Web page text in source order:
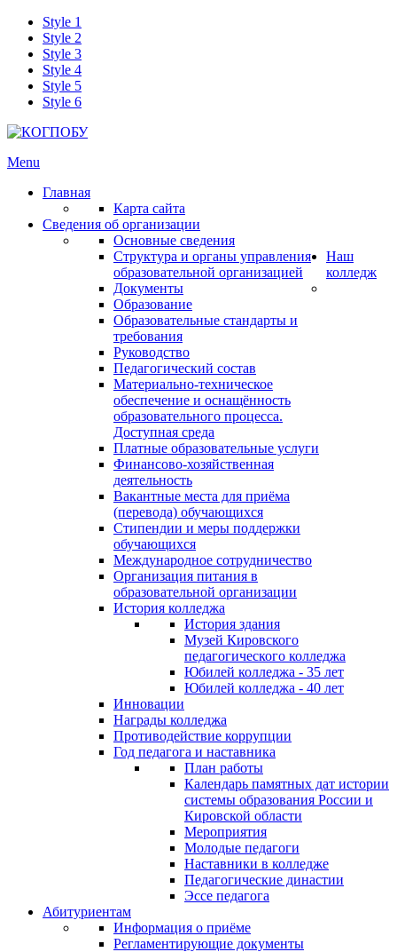
Style 1
Style 2
Style 3
Style 4
Style 5
Style 6
Menu
Главная
Карта сайта
Сведения об организации
Основные сведения
Структура и органы управления
образовательной организацией
Документы
Образование
Образовательные стандарты и
требования
Руководство
Педагогический состав
Материально-техническое
обеспечение и оснащённость
образовательного процесса.
Доступная среда
Платные образовательные услуги
Финансово-хозяйственная
деятельность
Вакантные места для приёма
(перевода) обучающихся
Стипендии и меры поддержки
обучающихся
Международное сотрудничество
Организация питания в
образовательной организации
Наш
колледж
История колледжа
История здания
Музей Кировского
педагогического колледжа
Юбилей колледжа - 35 лет
Юбилей колледжа - 40 лет
Инновации
Награды колледжа
Противодействие коррупции
Год педагога и наставника
План работы
Календарь памятных дат истории
системы образования России и
Кировской области
Мероприятия
Молодые педагоги
Наставники в колледже
Педагогические династии
Эссе педагога
Абитуриентам
Информация о приёме
Регламентирующие документы